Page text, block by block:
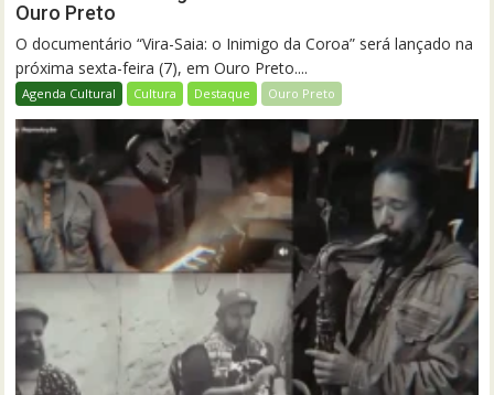
Ouro Preto
O documentário “Vira-Saia: o Inimigo da Coroa” será lançado na
próxima sexta-feira (7), em Ouro Preto....
Agenda Cultural Cultura Destaque Ouro Preto